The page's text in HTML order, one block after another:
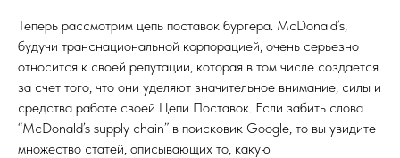
Теперь рассмотрим цепь поставок бургера. McDonald’s,
будучи транснациональной корпорацией, очень серьезно
относится к своей репутации, которая в том числе создается
за счет того, что они уделяют значительное внимание, силы и
средства работе своей Цепи Поставок. Если забить слова
“McDonald’s supply chain” в поисковик Google, то вы увидите
множество статей, описывающих то, какую